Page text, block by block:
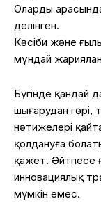
Олардың
делінген.
Кәсіби және
мұндай
Бүгінде қандай
шығарудан гөрі,
нәтижелері
қолдануға
қажет. Әйтпесе
инновациялық
мүмкін емес.